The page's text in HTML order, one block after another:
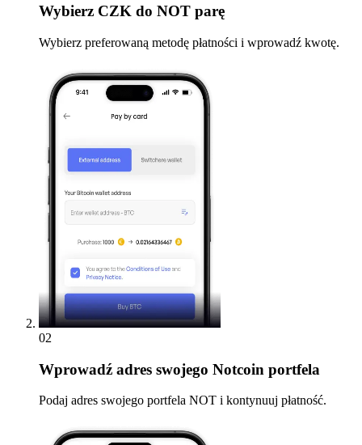
Wybierz CZK do NOT parę
Wybierz preferowaną metodę płatności i wprowadź kwotę.
02
Wprowadź adres swojego Notcoin portfela
Podaj adres swojego portfela NOT i kontynuuj płatność.